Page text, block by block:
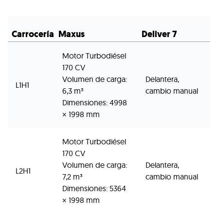
Carrocería Maxus Deliver 7
L1H1
Motor Turbodiésel
170 CV
Volumen de carga:
6,3 m³
Dimensiones: 4998
× 1998 mm
Delantera,
cambio manual
L2H1
Motor Turbodiésel
170 CV
Volumen de carga:
7,2 m³
Dimensiones: 5364
× 1998 mm
Delantera,
cambio manual